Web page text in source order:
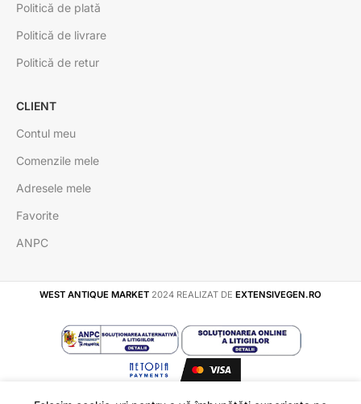
Politică de plată
Politică de livrare
Politică de retur
CLIENT
Contul meu
Comenzile mele
Adresele mele
Favorite
ANPC
WEST ANTIQUE MARKET 2024 REALIZAT DE EXTENSIVEGEN.RO